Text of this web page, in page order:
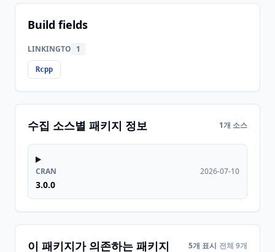
Build fields
LINKINGTO 1
Rcpp
수집 소스별 패키지 정보 1개 소스
CRAN
3.0.0
2026-07-10
이 패키지가 의존하는 패키지 5개 표시 전체 9개